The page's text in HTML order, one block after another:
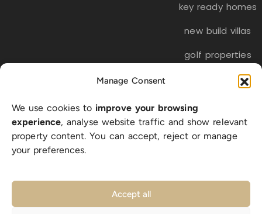
Manage Consent
We use cookies to improve your browsing
experience, analyse website traffic and show relevant
property content. You can accept, reject or manage
your preferences.
Accept all
key ready homes
new build villas
golf properties
SW
Privacy Policy
Legal Notice|sitemap